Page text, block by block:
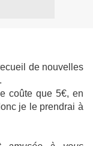
de nouvelles
coûte que 5€, en
je le prendrai à